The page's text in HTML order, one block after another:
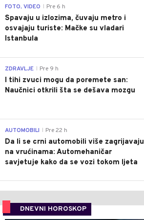
FOTO, VIDEO Pre 6 h
Spavaju u izlozima, čuvaju metro i
osvajaju turiste: Mačke su vladari
Istanbula
ZDRAVLJE Pre 9 h
I tihi zvuci mogu da poremete san:
Naučnici otkrili šta se dešava mozgu
AUTOMOBILI Pre 22 h
Da li se crni automobili više zagrijavaju
na vrućinama: Automehaničar
savjetuje kako da se vozi tokom ljeta
DNEVNI HOROSKOP